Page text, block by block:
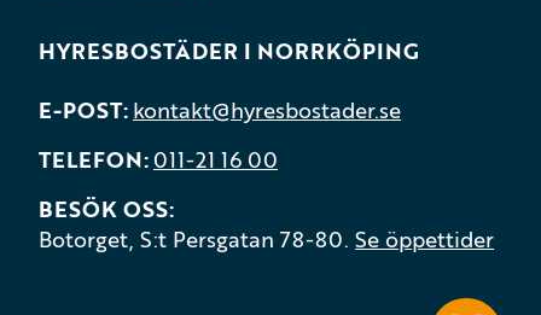
HYRESBOSTÄDER I NORRKÖPING
E-POST kontakt@hyresbostader.se
TELEFON 011-21 16 00
BESÖK OSS
Botorget, S:t Persgatan 78-80. Se öppettider